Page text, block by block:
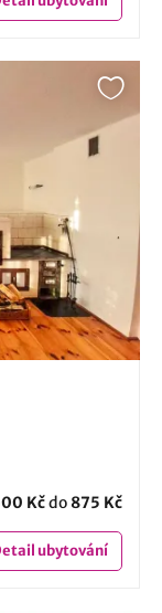
Kčdo 875 Kč
ubytování